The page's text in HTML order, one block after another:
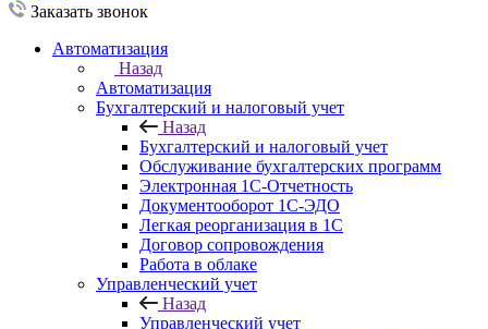
Заказать звонок
Автоматизация
Назад
Автоматизация
Бухгалтерский и налоговый учет
Назад
Бухгалтерский и налоговый учет
Обслуживание бухгалтерских программ
Электронная 1С-Отчетность
Документооборот 1С-ЭДО
Легкая реорганизация в 1С
Договор сопровождения
Работа в облаке
Управленческий учет
Назад
Управленческий учет